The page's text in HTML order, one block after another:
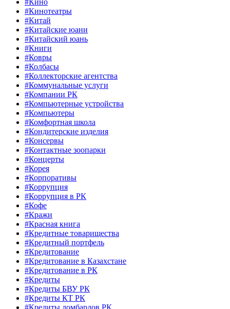
#Кино
#Кинотеатры
#Китай
#Китайские юани
#Китайский юань
#Книги
#Ковры
#Колбасы
#Коллекторские агентства
#Коммунальные услуги
#Компании РК
#Компьютерные устройства
#Компьютеры
#Комфортная школа
#Кондитерские изделия
#Консервы
#Контактные зоопарки
#Концерты
#Корея
#Корпоративы
#Коррупция
#Коррупция в РК
#Кофе
#Кражи
#Красная книга
#Кредитные товарищества
#Кредитный портфель
#Кредитование
#Кредитование в Казахстане
#Кредитование в РК
#Кредиты
#Кредиты БВУ РК
#Кредиты КТ РК